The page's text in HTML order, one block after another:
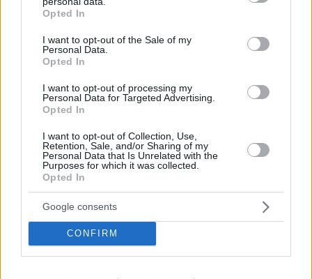
grant or deny consent to Google and its third-party tags to
use your data for below specified purposes in below Google
consent section.
Opted In
I want to opt-out of the Sale of my
Personal Data.
Opted In
I want to opt-out of processing my
Personal Data for Targeted Advertising.
Opted In
I want to opt-out of Collection, Use,
Retention, Sale, and/or Sharing of my
Personal Data that Is Unrelated with the
Purposes for which it was collected.
Opted In
Google consents
CONFIRM
07.08.2026, 15:58
Άγκυρα, Ριάντ και Ισλαμαμπάντ: Ο
νέος ισχυρός άξονας στη Μέση
«ισλαμικό ΝΑΤΟ», τι σημαίνει η
συμφωνία της Μέκκας
«Δεν το πιστεύουμε», λένε οι
Αμερικανοί που υιοθέτησαν τον
για το φονικό στην Κυψέλη και η
σιωπή στην απολογία
07.08.2026, 07:19